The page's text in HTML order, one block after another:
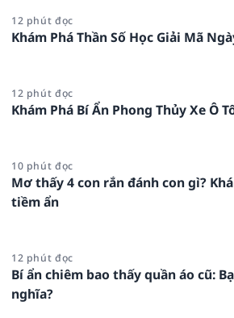
12 phút đọc
Khám Phá Thần Số Học Giải Mã
12 phút đọc
Khám Phá Bí Ẩn Phong Thủy Xe Ô
10 phút đọc
Mơ thấy 4 con rắn đánh con gì?
tiềm ẩn
12 phút đọc
Bí ẩn chiêm bao thấy quần áo cũ:
nghĩa?